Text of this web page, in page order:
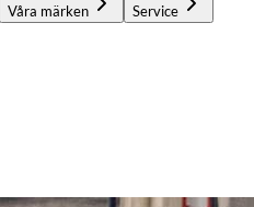
Våra märken Service